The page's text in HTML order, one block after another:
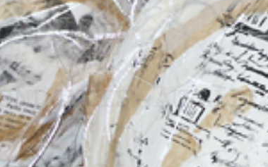
– AU FIL